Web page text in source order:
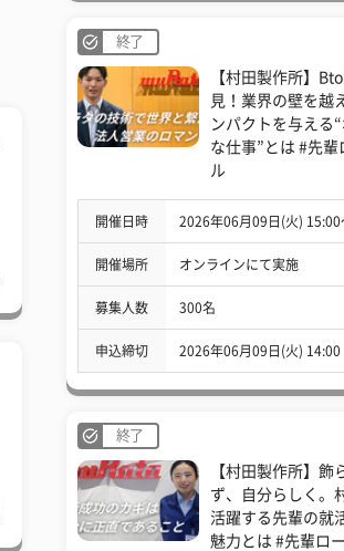
終了
【村田製作所】
見！業界の壁を越
ンパクトを与える
な仕事”とは #先輩
ル
開催日時 2026年06月09日(火) 15:00
開催場所 オンラインにて実施
募集人数 300名
申込締切 2026年06月09日(火) 14:00
終了
【村田製作所】飾
ず、自分らしく。
活躍する先輩の就
魅力とは #先輩ロ